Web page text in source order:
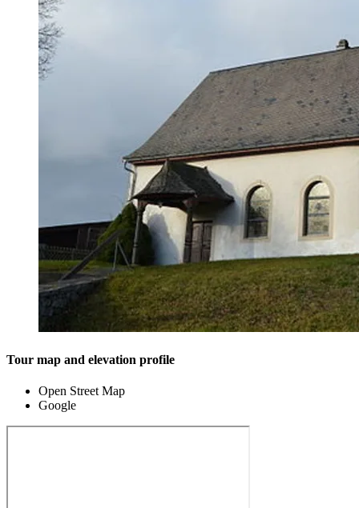
Tour map and elevation profile
Open Street Map
Google